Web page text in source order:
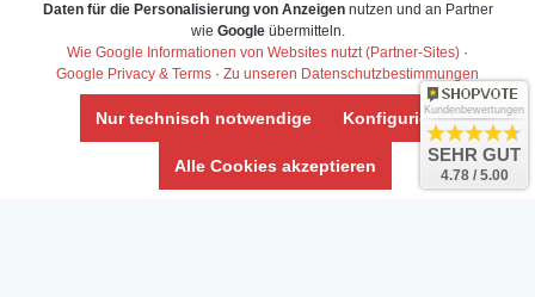
Daten für die Personalisierung von Anzeigennutzen und an Partner
wie Googleübermitteln.
Wie Google Informationen von Websites nutzt (Partner-Sites) ·
Google Privacy & Terms · Zu unseren Datenschutzbestimmungen
Nur technisch notwendige Konfigurieren
Alle Cookies akzeptieren
Kundenbewertungen
SEHR GUT
4.78 / 5.00